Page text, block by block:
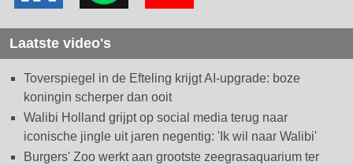
Laatste video's
Toverspiegel in de Efteling krijgt AI-upgrade: boze
koningin scherper dan ooit
Walibi Holland grijpt op social media terug naar
iconische jingle uit jaren negentig: 'Ik wil naar Walibi'
Burgers' Zoo werkt aan grootste zeegrasaquarium ter